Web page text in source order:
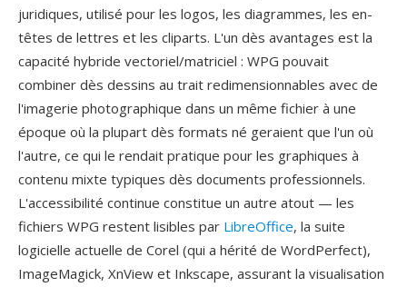
juridiques, utilisé pour les logos, les diagrammes, les en-
têtes de lettres et les cliparts. L'un dès avantages est la
capacité hybride vectoriel/matriciel : WPG pouvait
combiner dès dessins au trait redimensionnables avec de
l'imagerie photographique dans un même fichier à une
époque où la plupart dès formats né geraient que l'un où
l'autre, ce qui le rendait pratique pour les graphiques à
contenu mixte typiques dès documents professionnels.
L'accessibilité continue constitue un autre atout — les
fichiers WPG restent lisibles par LibreOffice, la suite
logicielle actuelle de Corel (qui a hérité de WordPerfect),
ImageMagick, XnView et Inkscape, assurant la visualisation